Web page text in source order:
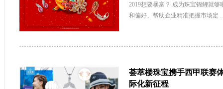
2019想要暴富？ 成为珠宝锦鲤就
和偏好、帮助企业精准把握市场
荟萃楼珠宝携手西甲联赛
际化新征程